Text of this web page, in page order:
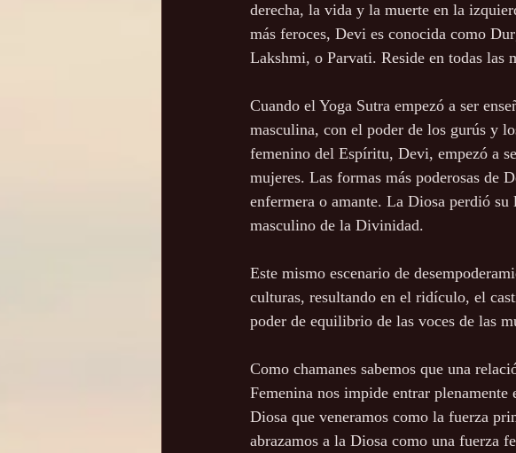
derecha, la vida y la muerte en la
más feroces, Devi es conocida como
Lakshmi, o Parvati. Reside en todas las
Cuando el Yoga Sutra empezó a ser
masculina, con el poder de los gurús y
femenino del Espíritu, Devi, empezó a
mujeres. Las formas más poderosas de
enfermera o amante. La Diosa perdió
masculino de la Divinidad.
Este mismo escenario de
culturas, resultando en el ridículo, el
poder de equilibrio de las voces de las
Como chamanes sabemos que una
Femenina nos impide entrar
Diosa que veneramos como la fuerza
abrazamos a la Diosa como una fuerza